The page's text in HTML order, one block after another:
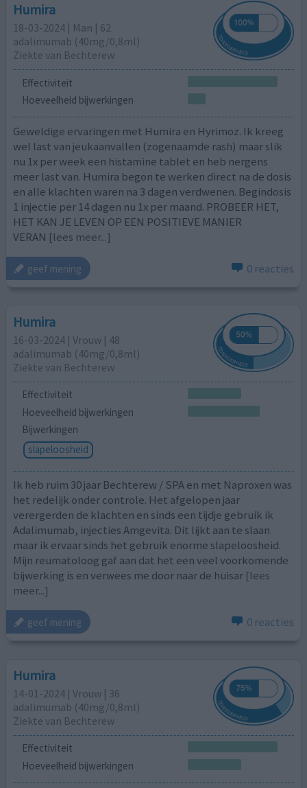
Humira
18-03-2024 | Man | 62
adalimumab (40mg/0,8ml)
Ziekte van Bechterew
Effectiviteit
Hoeveelheid bijwerkingen
Geweldige ervaringen met Humira en Hyrimoz. Ik kreeg
wel last van jeukaanvallen (zogenaamde rash) maar slik
nu 1x per week een histamine tablet en heb nergens
meer last van. Humira begon te werken direct na de dosis
en alle klachten waren na 3 dagen verdwenen. Begindosis
1 injectie per 14 dagen nu 1x per maand. PROBEER HET,
HET KAN JE LEVEN OP EEN POSITIEVE MANIER
VERAN [lees meer...]
geef mening 0 reacties
Humira
16-03-2024 | Vrouw | 48
adalimumab (40mg/0,8ml)
Ziekte van Bechterew
Effectiviteit
Hoeveelheid bijwerkingen
Bijwerkingen
slapeloosheid
Ik heb ruim 30 jaar Bechterew / SPA en met Naproxen was
het redelijk onder controle. Het afgelopen jaar
verergerden de klachten en sinds een tijdje gebruik ik
Adalimumab, injecties Amgevita. Dit lijkt aan te slaan
maar ik ervaar sinds het gebruik enorme slapeloosheid.
Mijn reumatoloog gaf aan dat het een veel voorkomende
bijwerking is en verwees me door naar de huisar [lees
meer...]
geef mening 0 reacties
Humira
14-01-2024 | Vrouw | 36
adalimumab (40mg/0,8ml)
Ziekte van Bechterew
Effectiviteit
Hoeveelheid bijwerkingen